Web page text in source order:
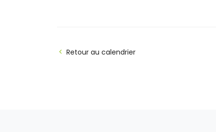
Retour au calendrier